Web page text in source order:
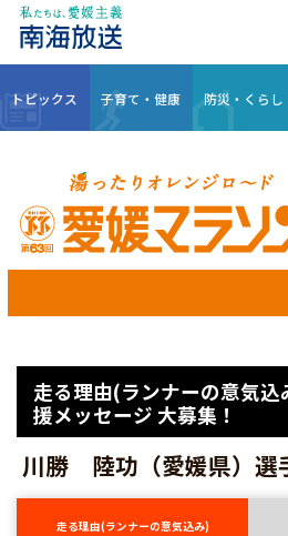
トピックス 子育て・健康 防災・くらし
走る理由(ランナーの意気
援メッセージ 大募集！
川勝 陸功（愛媛県）選
走る理由(ランナーの意気込み)